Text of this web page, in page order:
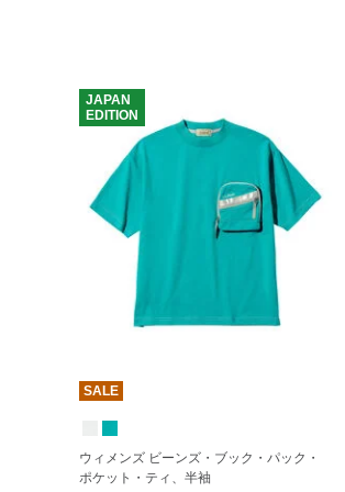
JAPAN
EDITION
SALE
ウィメンズ ビーンズ・ブック・パック・
ポケット・ティ、半袖